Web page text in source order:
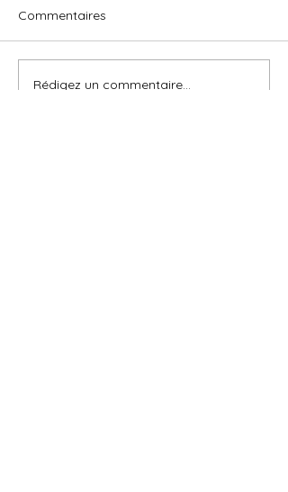
24H À DUBAI - En escale
Commentaires
Rédigez un commentaire...